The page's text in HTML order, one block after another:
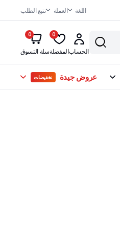
اللغة العملة تتبع الطلب
الحساب
0
المفضلة
0
سلة التسوق
عروض جيدة تخفيضات